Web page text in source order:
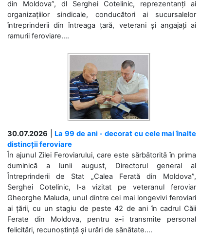
din Moldova”, dl Serghei Cotelinic, reprezentanți ai
organizațiilor sindicale, conducători ai sucursalelor
întreprinderii din întreaga țară, veterani și angajați ai
ramurii feroviare....
30.07.2026
La 99 de ani - decorat cu cele mai înalte
distincții feroviare
În ajunul Zilei Feroviarului, care este sărbătorită în prima
duminică a lunii august, Directorul general al
Întreprinderii de Stat „Calea Ferată din Moldova”,
Serghei Cotelinic, l-a vizitat pe veteranul feroviar
Gheorghe Maluda, unul dintre cei mai longevivi feroviari
ai țării, cu un stagiu de peste 42 de ani în cadrul Căii
Ferate din Moldova, pentru a-i transmite personal
felicitări, recunoștință și urări de sănătate....